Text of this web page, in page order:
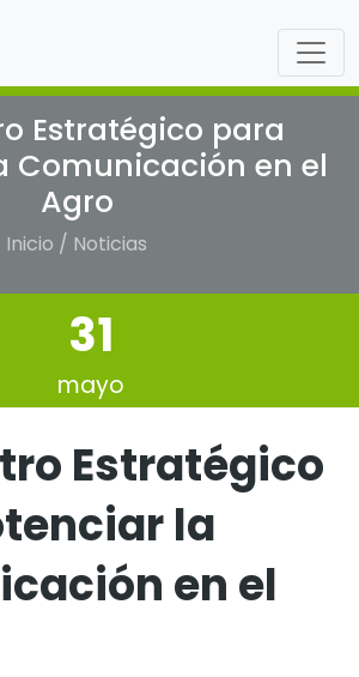
Estratégico para
Comunicación en el
Agro
Inicio / Noticias
31
mayo
Estratégico
la
en el